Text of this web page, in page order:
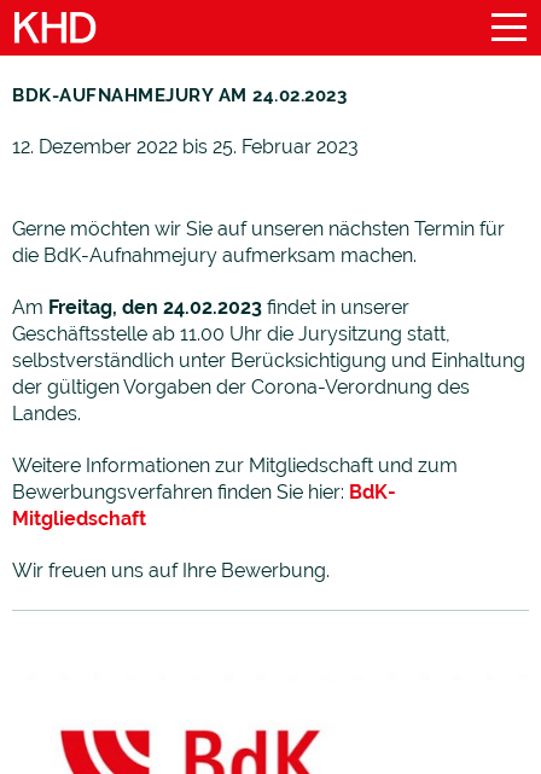
BDK-AUFNAHMEJURY AM 24.02.2023
12. Dezember 2022 bis 25. Februar 2023
Gerne möchten wir Sie auf unseren nächsten Termin für
die BdK-Aufnahmejury aufmerksam machen.
Am Freitag, den 24.02.2023 findet in unserer
Geschäftsstelle ab 11.00 Uhr die Jurysitzung statt,
selbstverständlich unter Berücksichtigung und Einhaltung
der gültigen Vorgaben der Corona-Verordnung des
Landes.
Weitere Informationen zur Mitgliedschaft und zum
Bewerbungsverfahren finden Sie hier: BdK-
Mitgliedschaft
Wir freuen uns auf Ihre Bewerbung.